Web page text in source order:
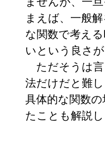
まえば、一般
な関数で考え
いという良さ
ただそうは言
法だけだと難
具体的な関数
たことも解説